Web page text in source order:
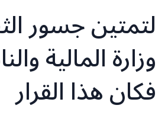
لتمتين جسور
وزارة المالية
فكان هذا القرار